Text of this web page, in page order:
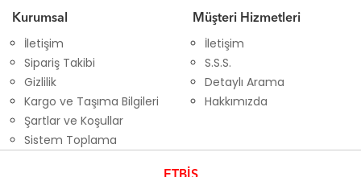
Kurumsal
İletişim
Sipariş Takibi
Gizlilik
Kargo ve Taşıma Bilgileri
Şartlar ve Koşullar
Sistem Toplama
Müşteri Hizmetleri
İletişim
S.S.S.
Detaylı Arama
Hakkımızda